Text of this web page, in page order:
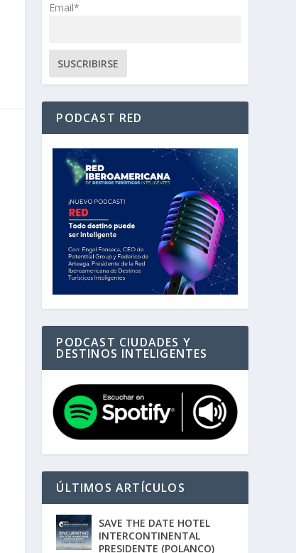
Email*
PODCAST RED
PODCAST CIUDADES Y
DESTINOS INTELIGENTES
ÚLTIMOS ARTÍCULOS
SAVE THE DATE HOTEL
INTERCONTINENTAL
PRESIDENTE (POLANCO)